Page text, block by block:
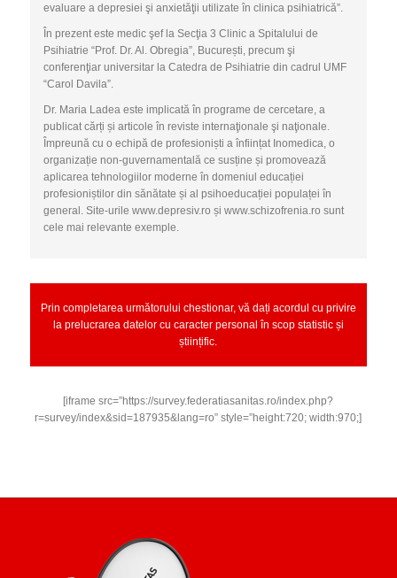
evaluare a depresiei şi anxietăţii utilizate în clinica psihiatrică”.
În prezent este medic şef la Secţia 3 Clinic a Spitalului de
Psihiatrie “Prof. Dr. Al. Obregia”, București, precum şi
conferenţiar universitar la Catedra de Psihiatrie din cadrul UMF
“Carol Davila”.
Dr. Maria Ladea este implicată în programe de cercetare, a
publicat cărți și articole în reviste internaţionale şi naţionale.
Împreună cu o echipă de profesioniști a înființat Inomedica, o
organizație non-guvernamentală ce susține și promovează
aplicarea tehnologiilor moderne în domeniul educației
profesioniștilor din sănătate și al psihoeducației populaței în
general. Site-urile www.depresiv.ro și www.schizofrenia.ro sunt
cele mai relevante exemple.
Prin completarea următorului chestionar, vă dați acordul cu privire
la prelucrarea datelor cu caracter personal în scop statistic și
științific.
[iframe src=”https://survey.federatiasanitas.ro/index.php?
r=survey/index&sid=187935&lang=ro” style=”height:720; width:970;]